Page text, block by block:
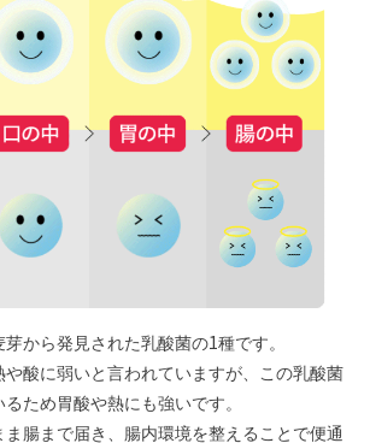
から発見された乳酸菌の1種です。
酸に弱いと言われていますが、この乳酸菌
ため胃酸や熱にも強いです。
腸まで届き、腸内環境を整えることで便通